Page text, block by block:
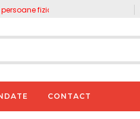
fizice accesați www.gnpgsm.ro
CONTACT